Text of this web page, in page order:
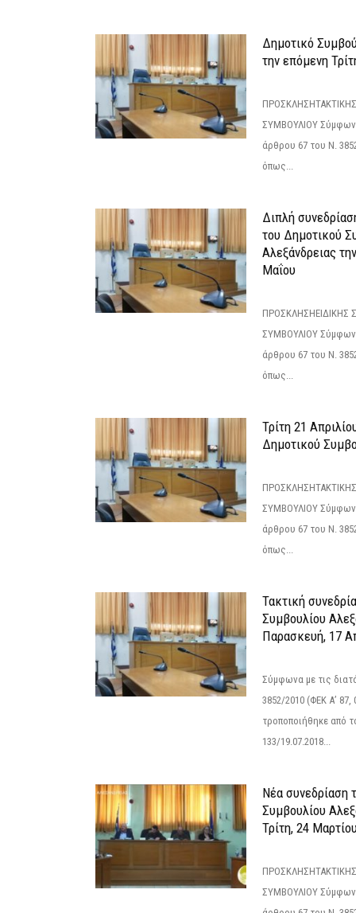
Δημοτικό
την επόμενη
ΣΥΜΒΟΥΛΙΟΥ
άρθρου 67 του Ν.
όπως...
Διπλή
του Δημοτικού
Αλεξάνδρειας
Μαΐου
ΠΡΟΣΚΛΗΣΗΕΙΔΙΚΗΣ
ΣΥΜΒΟΥΛΙΟΥ
άρθρου 67 του Ν.
όπως...
Τρίτη 21
Δημοτικού
ΣΥΜΒΟΥΛΙΟΥ
άρθρου 67 του Ν.
όπως...
Τακτική
Συμβουλίου
Παρασκευή, 17
Σύμφωνα με τις
3852/2010 (ΦΕΚ Α’ 87,
τροποποιήθηκε από
133/19.07.2018...
Νέα συνεδρίαση
Συμβουλίου
Τρίτη, 24
ΣΥΜΒΟΥΛΙΟΥ